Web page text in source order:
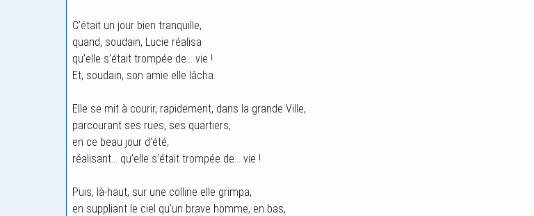
C’était un jour bien tranquille,
quand, soudain, Lucie réalisa
qu’elle s’était trompée de… vie !
Et, soudain, son amie elle lâcha.
Elle se mit à courir, rapidement, dans la grande Ville,
parcourant ses rues, ses quartiers,
en ce beau jour d’été,
réalisant… qu’elle s’était trompée de… vie !
Puis, là-haut, sur une colline elle grimpa,
en suppliant le ciel qu’un brave homme, en bas,